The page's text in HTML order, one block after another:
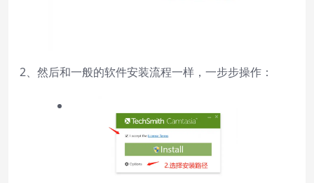
2、然后和一般的软件安装流程一样，一步步操作：